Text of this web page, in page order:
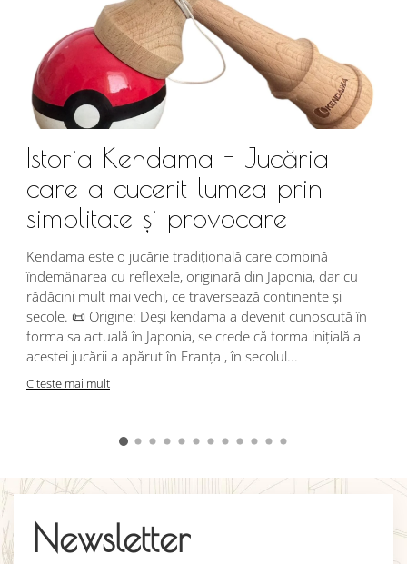
Istoria Kendama - Jucăria
care a cucerit lumea prin
simplitate și provocare
Kendama este o jucărie tradițională care combină
îndemânarea cu reflexele, originară din Japonia, dar cu
rădăcini mult mai vechi, ce traversează continente și
secole. 📜 Origine: Deși kendama a devenit cunoscută în
forma sa actuală în Japonia, se crede că forma inițială a
acestei jucării a apărut în Franța , în secolul...
Citeste mai mult
Newsletter